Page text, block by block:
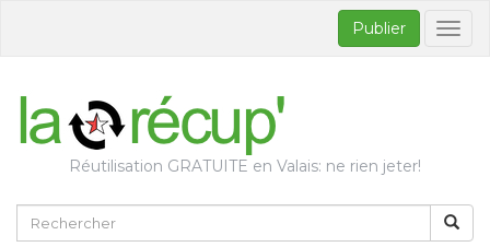
Publier
Réutilisation GRATUITE en Valais: ne rien jeter!